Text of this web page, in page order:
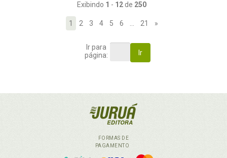
Exibindo 1 - 12de 250
1 2 3 4 5 6 21 »
Ir para
página:
Ir
FORMAS DE
PAGAMENTO